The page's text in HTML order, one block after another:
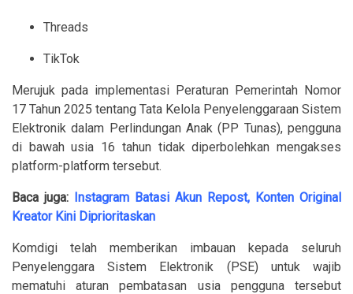
Threads
TikTok
Merujuk pada implementasi Peraturan Pemerintah Nomor
17 Tahun 2025 tentang Tata Kelola Penyelenggaraan Sistem
Elektronik dalam Perlindungan Anak (PP Tunas), pengguna
di bawah usia 16 tahun tidak diperbolehkan mengakses
platform-platform tersebut.
Baca juga: Instagram Batasi Akun Repost, Konten Original
Kreator Kini Diprioritaskan
Komdigi telah memberikan imbauan kepada seluruh
Penyelenggara Sistem Elektronik (PSE) untuk wajib
mematuhi aturan pembatasan usia pengguna tersebut